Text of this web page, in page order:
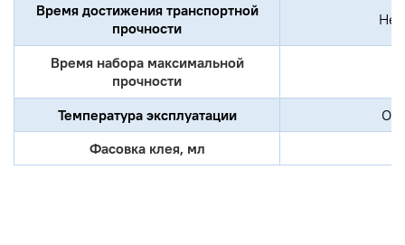
Время достижения транспортной
прочности
Не
Время набора максимальной
прочности
Температура эксплуатации
От
Фасовка клея, мл